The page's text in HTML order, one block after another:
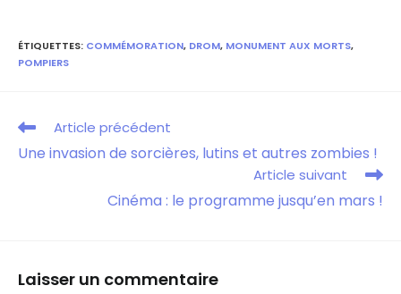
ÉTIQUETTES: COMMÉMORATION, DROM, MONUMENT AUX MORTS,
POMPIERS
Article précédent
Une invasion de sorcières, lutins et autres zombies !
Article suivant
Cinéma : le programme jusqu’en mars !
Laisser un commentaire